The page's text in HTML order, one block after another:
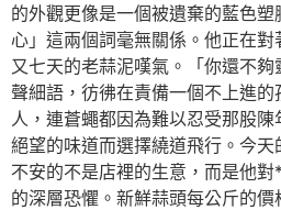
的外觀更像是一個被遺棄的藍色
心」這兩個詞毫無關係。他正在
又七天的老蒜泥嘆氣。「你還不
聲細語，彷彿在責備一個不上進
人，連蒼蠅都因為難以忍受那股
絕望的味道而選擇繞道飛行。今
不安的不是店裡的生意，而是他
的深層恐懼。新鮮蒜頭每公斤的